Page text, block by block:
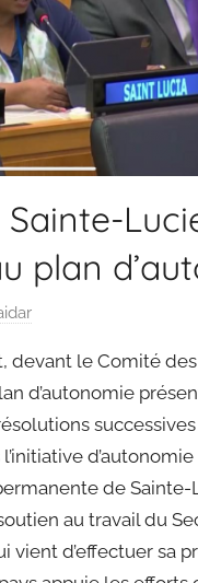
Sainte-
plan
le Comité des
d’autonomie
de Sainte-
au travail du
vient d’effectuer sa